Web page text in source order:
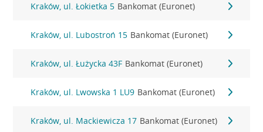
Kraków, ul. Łokietka 5 Bankomat (Euronet)
Kraków, ul. Lubostroń 15 Bankomat (Euronet)
Kraków, ul. Łużycka 43F Bankomat (Euronet)
Kraków, ul. Lwowska 1 LU9 Bankomat (Euronet)
Kraków, ul. Mackiewicza 17 Bankomat (Euronet)